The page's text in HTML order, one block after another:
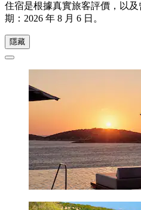
住宿是根據真實旅客評價，以
期： 2026 年 8 月 6 日 。
隱藏